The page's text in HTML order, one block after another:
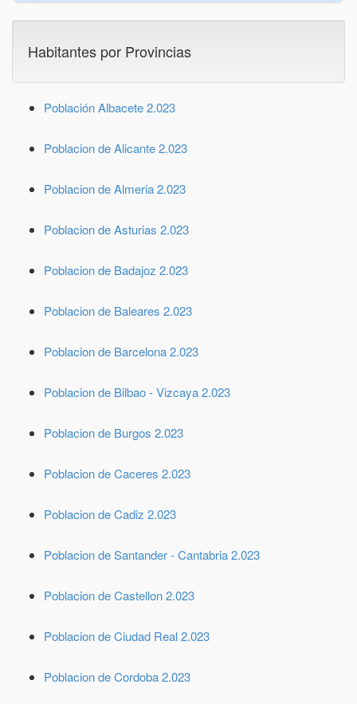
Habitantes por Provincias
Población Albacete 2.023
Poblacion de Alicante 2.023
Poblacion de Almeria 2.023
Poblacion de Asturias 2.023
Poblacion de Badajoz 2.023
Poblacion de Baleares 2.023
Poblacion de Barcelona 2.023
Poblacion de Bilbao - Vizcaya 2.023
Poblacion de Burgos 2.023
Poblacion de Caceres 2.023
Poblacion de Cadiz 2.023
Poblacion de Santander - Cantabria 2.023
Poblacion de Castellon 2.023
Poblacion de Ciudad Real 2.023
Poblacion de Cordoba 2.023